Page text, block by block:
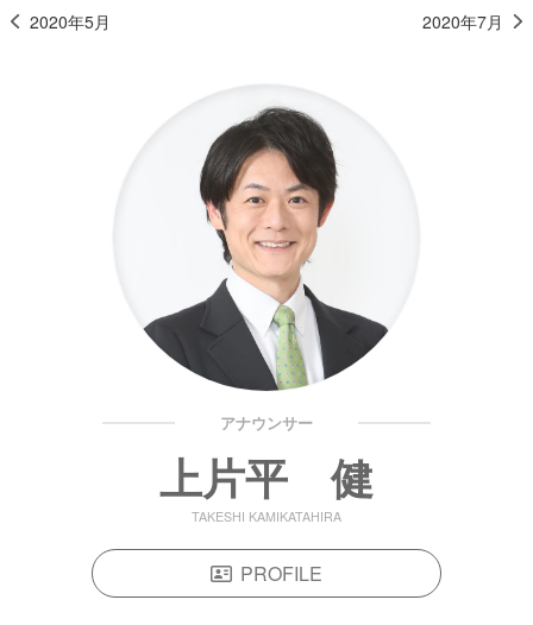
2020年5月 2020年7月
アナウンサー
上片平 健
TAKESHI KAMIKATAHIRA
PROFILE